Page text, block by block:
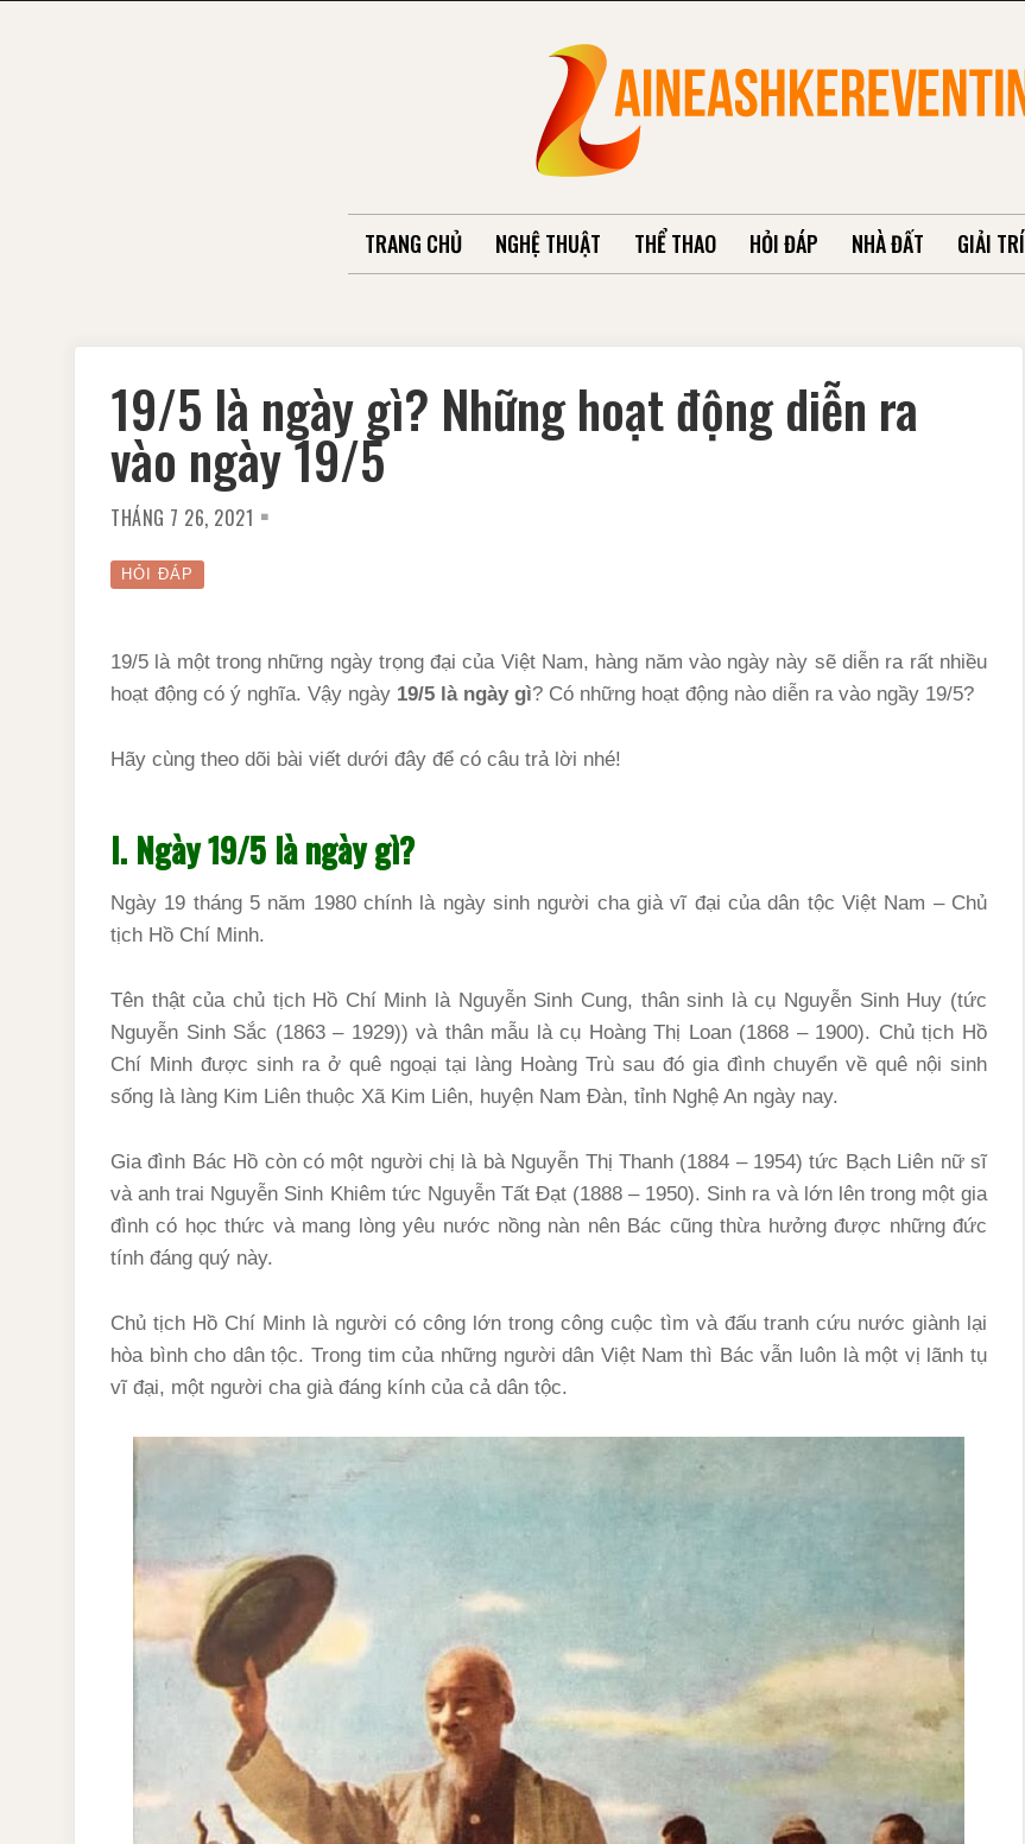
TRANG CHỦ NGHỆ THUẬT THỂ THAO HỎI ĐÁP NHÀ ĐẤT GIẢI TRÍ
19/5 là ngày gì? Những hoạt động diễn ra
vào ngày 19/5
THÁNG 7 26, 2021
HỎI ĐÁP
19/5 là một trong những ngày trọng đại của Việt Nam, hàng năm vào ngày này sẽ diễn ra rất nhiều
hoạt động có ý nghĩa. Vậy ngày 19/5 là ngày gì? Có những hoạt động nào diễn ra vào ngầy 19/5?
Hãy cùng theo dõi bài viết dưới đây để có câu trả lời nhé!
I. Ngày 19/5 là ngày gì?
Ngày 19 tháng 5 năm 1980 chính là ngày sinh người cha già vĩ đại của dân tộc Việt Nam – Chủ
tịch Hồ Chí Minh.
Tên thật của chủ tịch Hồ Chí Minh là Nguyễn Sinh Cung, thân sinh là cụ Nguyễn Sinh Huy (tức
Nguyễn Sinh Sắc (1863 – 1929)) và thân mẫu là cụ Hoàng Thị Loan (1868 – 1900). Chủ tịch Hồ
Chí Minh được sinh ra ở quê ngoại tại làng Hoàng Trù sau đó gia đình chuyển về quê nội sinh
sống là làng Kim Liên thuộc Xã Kim Liên, huyện Nam Đàn, tỉnh Nghệ An ngày nay.
Gia đình Bác Hồ còn có một người chị là bà Nguyễn Thị Thanh (1884 – 1954) tức Bạch Liên nữ sĩ
và anh trai Nguyễn Sinh Khiêm tức Nguyễn Tất Đạt (1888 – 1950). Sinh ra và lớn lên trong một gia
đình có học thức và mang lòng yêu nước nồng nàn nên Bác cũng thừa hưởng được những đức
tính đáng quý này.
Chủ tịch Hồ Chí Minh là người có công lớn trong công cuộc tìm và đấu tranh cứu nước giành lại
hòa bình cho dân tộc. Trong tim của những người dân Việt Nam thì Bác vẫn luôn là một vị lãnh tụ
vĩ đại, một người cha già đáng kính của cả dân tộc.